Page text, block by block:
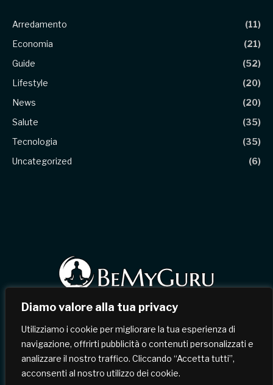
Diamo valore alla tua privacy
Utilizziamo i cookie per migliorare la tua esperienza di
navigazione, offrirti pubblicità o contenuti personalizzati e
analizzare il nostro traffico. Cliccando “Accetta tutti”,
acconsenti al nostro utilizzo dei cookie.
Arredamento
(11)
Economia
(21)
Guide
(52)
Lifestyle
(20)
News
(20)
Salute
(35)
Tecnologia
(35)
Uncategorized
(6)
Facebook
X
(Twitter)
InstagramPinterest
HOME CHI SIAMO
CONTATTI
TERMINI & CONDIZIONI